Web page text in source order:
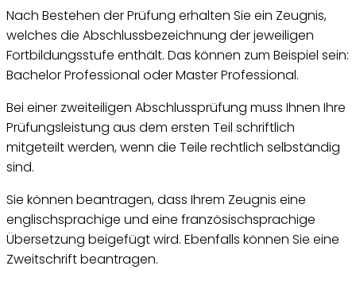
Nach Bestehen der Prüfung erhalten Sie ein Zeugnis,
welches die Abschlussbezeichnung der jeweiligen
Fortbildungsstufe enthält. Das können zum Beispiel sein:
Bachelor Professional oder Master Professional.
Bei einer zweiteiligen Abschlussprüfung muss Ihnen Ihre
Prüfungsleistung aus dem ersten Teil schriftlich
mitgeteilt werden, wenn die Teile rechtlich selbständig
sind.
Sie können beantragen, dass Ihrem Zeugnis eine
englischsprachige und eine französischsprachige
Übersetzung beigefügt wird. Ebenfalls können Sie eine
Zweitschrift beantragen.